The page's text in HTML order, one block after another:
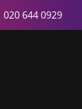
020 644 0929